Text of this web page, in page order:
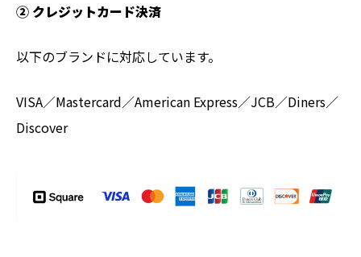
② クレジットカード決済
以下のブランドに対応しています。
VISA／Mastercard／American Express／JCB／Diners／
Discover